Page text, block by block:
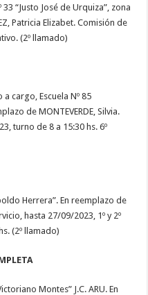
“Justo José de Urquiza”, zona
Patricia Elizabet. Comisión de
(2º llamado)
cargo, Escuela Nº 85
de MONTEVERDE, Silvia.
turno de 8 a 15:30 hs. 6º
Herrera”. En reemplazo de
hasta 27/09/2023, 1º y 2º
(2º llamado)
Montes” J.C. ARU. En